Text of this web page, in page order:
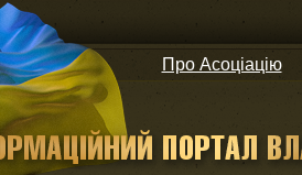
Про Асоціацію